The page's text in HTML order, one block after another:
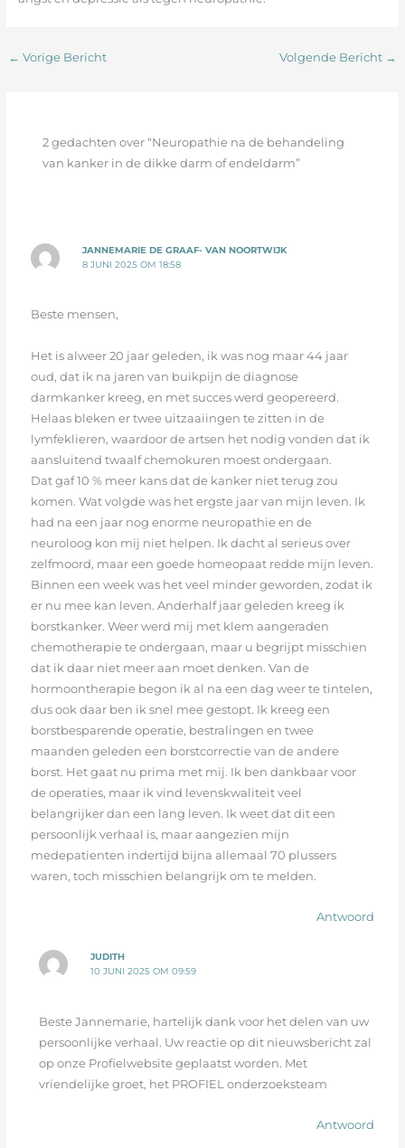
← Vorige Bericht Volgende Bericht →
2 gedachten over “Neuropathie na de behandeling
van kanker in de dikke darm of endeldarm”
JANNEMARIE DE GRAAF- VAN NOORTWIJK
8 JUNI 2025 OM 18:58
Beste mensen,
Het is alweer 20 jaar geleden, ik was nog maar 44 jaar
oud, dat ik na jaren van buikpijn de diagnose
darmkanker kreeg, en met succes werd geopereerd.
Helaas bleken er twee uitzaaiingen te zitten in de
lymfeklieren, waardoor de artsen het nodig vonden dat ik
aansluitend twaalf chemokuren moest ondergaan.
Dat gaf 10 % meer kans dat de kanker niet terug zou
komen. Wat volgde was het ergste jaar van mijn leven. Ik
had na een jaar nog enorme neuropathie en de
neuroloog kon mij niet helpen. Ik dacht al serieus over
zelfmoord, maar een goede homeopaat redde mijn leven.
Binnen een week was het veel minder geworden, zodat ik
er nu mee kan leven. Anderhalf jaar geleden kreeg ik
borstkanker. Weer werd mij met klem aangeraden
chemotherapie te ondergaan, maar u begrijpt misschien
dat ik daar niet meer aan moet denken. Van de
hormoontherapie begon ik al na een dag weer te tintelen,
dus ook daar ben ik snel mee gestopt. Ik kreeg een
borstbesparende operatie, bestralingen en twee
maanden geleden een borstcorrectie van de andere
borst. Het gaat nu prima met mij. Ik ben dankbaar voor
de operaties, maar ik vind levenskwaliteit veel
belangrijker dan een lang leven. Ik weet dat dit een
persoonlijk verhaal is, maar aangezien mijn
medepatienten indertijd bijna allemaal 70 plussers
waren, toch misschien belangrijk om te melden.
Antwoord
JUDITH
10 JUNI 2025 OM 09:59
Beste Jannemarie, hartelijk dank voor het delen van uw
persoonlijke verhaal. Uw reactie op dit nieuwsbericht zal
op onze Profielwebsite geplaatst worden. Met
vriendelijke groet, het PROFIEL onderzoeksteam
Antwoord